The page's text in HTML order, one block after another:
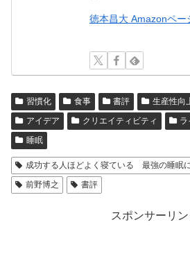
徳本昌大 Amazonペー
習慣化 食事 書評 生産性向
アイデア
クリエイティビティ ラ
睡眠
成功する人ほどよく寝ている 最強の睡眠
前野博之
書評
スポンサーリン